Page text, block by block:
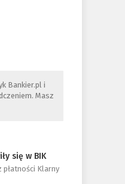
Bankier.pl i
Masz
się w BIK
płatności Klarny